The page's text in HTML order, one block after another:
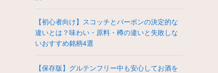
【初心者向け】スコッチとバーボンの決定的な
違いとは？味わい・原料・樽の違いと失敗しな
いおすすめ銘柄4選
【保存版】グルテンフリー中も安心してお酒を